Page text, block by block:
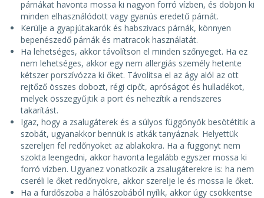
párnákat havonta mossa ki nagyon forró vízben, és dobjon ki
minden elhasználódott vagy gyanús eredetű párnát.
Kerülje a gyapjútakarók és habszivacs párnák, könnyen
bepenészedő párnák és matracok használatát.
Ha lehetséges, akkor távolítson el minden szőnyeget. Ha ez
nem lehetséges, akkor egy nem allergiás személy hetente
kétszer porszívózza ki őket. Távolítsa el az ágy alól az ott
rejtőző összes dobozt, régi cipőt, apróságot és hulladékot,
melyek összegyűjtik a port és nehezítik a rendszeres
takarítást.
Igaz, hogy a zsalugáterek és a súlyos függönyök besötétítik a
szobát, ugyanakkor bennük is atkák tanyáznak. Helyettük
szereljen fel redőnyöket az ablakokra. Ha a függönyt nem
szokta leengedni, akkor havonta legalább egyszer mossa ki
forró vízben. Ugyanez vonatkozik a zsalugáterekre is: ha nem
cseréli le őket redőnyökre, akkor szerelje le és mossa le őket.
Ha a fürdőszoba a hálószobából nyílik, akkor úgy csökkentse